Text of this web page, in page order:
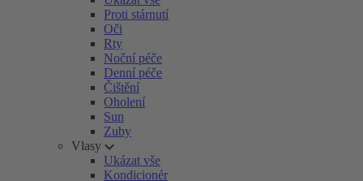
Proti stárnutí
Oči
Rty
Noční péče
Denní péče
Čištění
Oholení
Sun
Zuby
Vlasy
Ukázat vše
Kondicionér